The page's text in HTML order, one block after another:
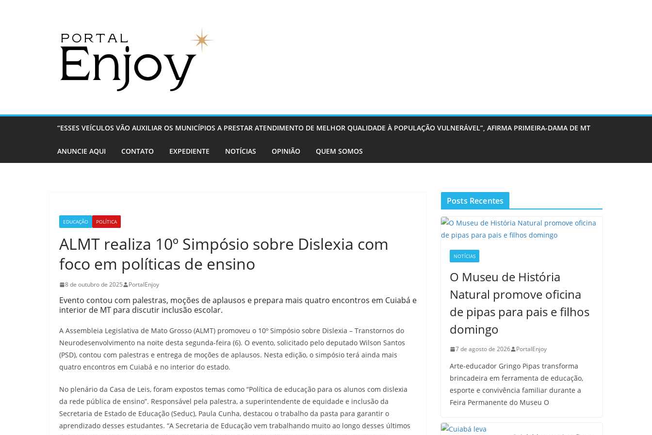
“ESSES VEÍCULOS VÃO AUXILIAR OS MUNICÍPIOS A PRESTAR ATENDIMENTO DE MELHOR QUALIDADE À POPULAÇÃO VULNERÁVEL”, AFIRMA PRIMEIRA-DAMA DE MT
ANUNCIE AQUI CONTATO EXPEDIENTE NOTÍCIAS OPINIÃO QUEM SOMOS
EDUCAÇÃO POLÍTICA
ALMT realiza 10º Simpósio sobre Dislexia com
foco em políticas de ensino
8 de outubro de 2025 PortalEnjoy
Evento contou com palestras, moções de aplausos e prepara mais quatro encontros em Cuiabá e
interior de MT para discutir inclusão escolar.
A Assembleia Legislativa de Mato Grosso (ALMT) promoveu o 10º Simpósio sobre Dislexia – Transtornos do
Neurodesenvolvimento na noite desta segunda-feira (6). O evento, solicitado pelo deputado Wilson Santos
(PSD), contou com palestras e entrega de moções de aplausos. Nesta edição, o simpósio terá ainda mais
quatro encontros em Cuiabá e no interior do estado.
No plenário da Casa de Leis, foram expostos temas como “Política de educação para os alunos com dislexia
da rede pública de ensino”. Responsável pela palestra, a superintendente de equidade e inclusão da
Secretaria de Estado de Educação (Seduc), Paula Cunha, destacou o trabalho da pasta para garantir o
aprendizado desses estudantes. “A Secretaria de Educação vem trabalhando muito ao longo desses últimos
Posts Recentes
NOTÍCIAS
O Museu de História
Natural promove oficina
de pipas para pais e filhos
domingo
7 de agosto de 2026 PortalEnjoy
Arte-educador Gringo Pipas transforma
brincadeira em ferramenta de educação,
esporte e convivência familiar durante a
Feira Permanente do Museu O